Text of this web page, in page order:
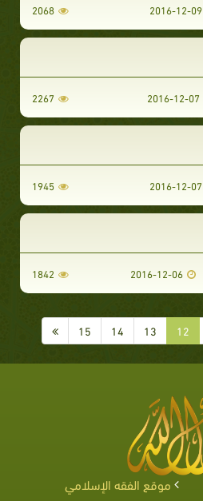
2016-12-09
2068
2016-12-07
2267
2016-12-07
1945
2016-12-06
1842
12
13
14
15
موقع الفقه الإسلامي